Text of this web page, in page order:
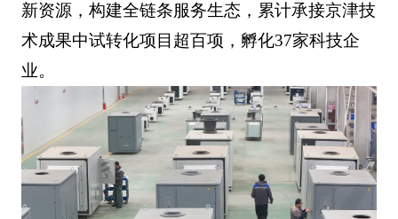
新资源，构建全链条服务生态，累计承接京津技
术成果中试转化项目超百项，孵化37家科技企
业。